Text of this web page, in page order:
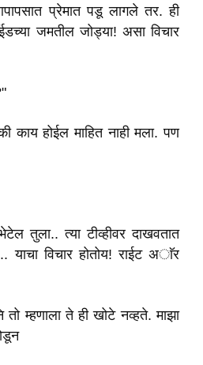
प्रेमात पडू लागले तर. ही
जमतील जोड्या! असा विचार
काय होईल माहित नाही मला. पण
तुला.. त्या टीव्हीवर दाखवतात
याचा विचार होतोय! राईट अाॅर
तो म्हणाला ते ही खोटे नव्हते. माझा